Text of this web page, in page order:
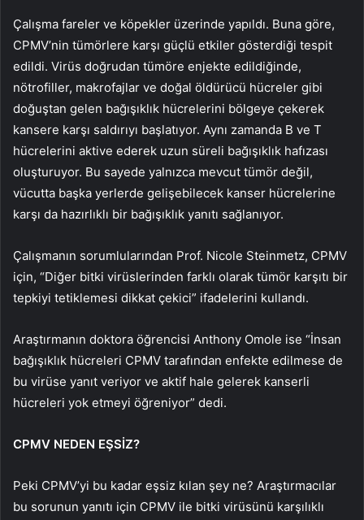
Çalışma fareler ve köpekler üzerinde yapıldı. Buna göre,
CPMV’nin tümörlere karşı güçlü etkiler gösterdiği tespit
edildi. Virüs doğrudan tümöre enjekte edildiğinde,
nötrofiller, makrofajlar ve doğal öldürücü hücreler gibi
doğuştan gelen bağışıklık hücrelerini bölgeye çekerek
kansere karşı saldırıyı başlatıyor. Aynı zamanda B ve T
hücrelerini aktive ederek uzun süreli bağışıklık hafızası
oluşturuyor. Bu sayede yalnızca mevcut tümör değil,
vücutta başka yerlerde gelişebilecek kanser hücrelerine
karşı da hazırlıklı bir bağışıklık yanıtı sağlanıyor.
Çalışmanın sorumlularından Prof. Nicole Steinmetz, CPMV
için, “Diğer bitki virüslerinden farklı olarak tümör karşıtı bir
tepkiyi tetiklemesi dikkat çekici” ifadelerini kullandı.
Araştırmanın doktora öğrencisi Anthony Omole ise “İnsan
bağışıklık hücreleri CPMV tarafından enfekte edilmese de
bu virüse yanıt veriyor ve aktif hale gelerek kanserli
hücreleri yok etmeyi öğreniyor” dedi.
CPMV NEDEN EŞSİZ?
Peki CPMV’yi bu kadar eşsiz kılan şey ne? Araştırmacılar
bu sorunun yanıtı için CPMV ile bitki virüsünü karşılıklı